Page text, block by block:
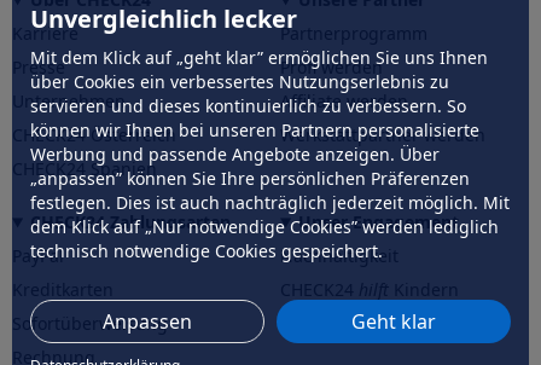
Unvergleichlich lecker
Mit dem Klick auf „geht klar” ermöglichen Sie uns Ihnen
über Cookies ein verbessertes Nutzungserlebnis zu
servieren und dieses kontinuierlich zu verbessern. So
können wir Ihnen bei unseren Partnern personalisierte
Werbung und passende Angebote anzeigen. Über
„anpassen” können Sie Ihre persönlichen Präferenzen
festlegen. Dies ist auch nachträglich jederzeit möglich. Mit
dem Klick auf „Nur notwendige Cookies” werden lediglich
technisch notwendige Cookies gespeichert.
Anpassen Geht klar
Karriere
Presse
Unternehmen
CHECK24 Österreich
CHECK24 Spanien
Partnerprogramm
Profi werden
Affiliate werden
Werkstattpartner werden
CHECK24 Zahlungsarten
PayPal
Sofortüberweisung
Rechnung
Unser Engagement
Nachhaltigkeit
CHECK24hilftder Natur